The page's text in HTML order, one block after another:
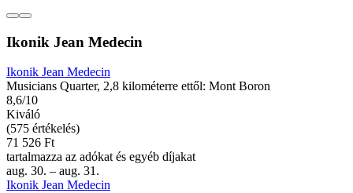
Ikonik Jean Medecin
Ikonik Jean Medecin
Musicians Quarter, 2,8 kilométerre ettől: Mont Boron
8,6/10
Kiváló
(575 értékelés)
71 526 Ft
tartalmazza az adókat és egyéb díjakat
aug. 30. – aug. 31.
Ikonik Jean Medecin